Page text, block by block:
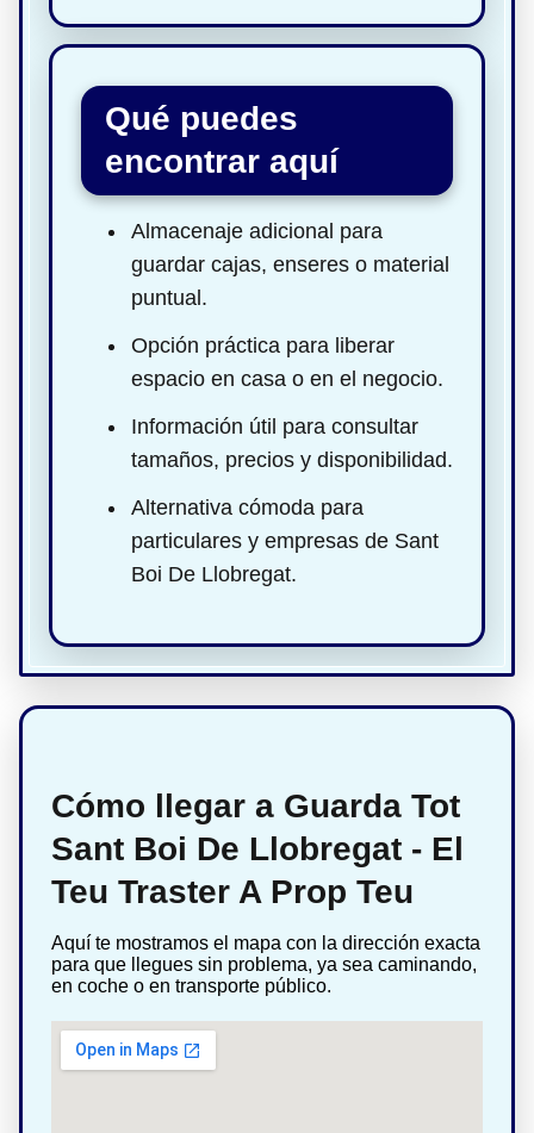
Qué puedes
encontrar aquí
Almacenaje adicional para
guardar cajas, enseres o material
puntual.
Opción práctica para liberar
espacio en casa o en el negocio.
Información útil para consultar
tamaños, precios y disponibilidad.
Alternativa cómoda para
particulares y empresas de Sant
Boi De Llobregat.
Cómo llegar a Guarda Tot
Sant Boi De Llobregat - El
Teu Traster A Prop Teu
Aquí te mostramos el mapa con la dirección exacta
para que llegues sin problema, ya sea caminando,
en coche o en transporte público.